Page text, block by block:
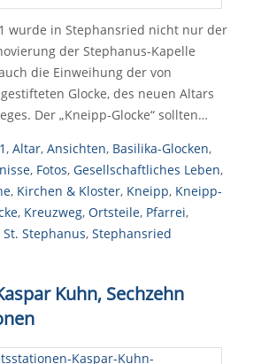
wurde in Stephansried nicht nur der
der Stephanus-Kapelle
die Einweihung der von
Glocke, des neuen Altars
Der „Kneipp-Glocke“ sollten…
, Altar, Ansichten, Basilika-Glocken,
, Fotos, Gesellschaftliches Leben,
, Kirchen & Kloster, Kneipp, Kneipp-
, Kreuzweg, Ortsteile, Pfarrei,
St. Stephanus, Stephansried
Kuhn, Sechzehn